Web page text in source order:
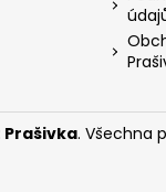
. Všechna